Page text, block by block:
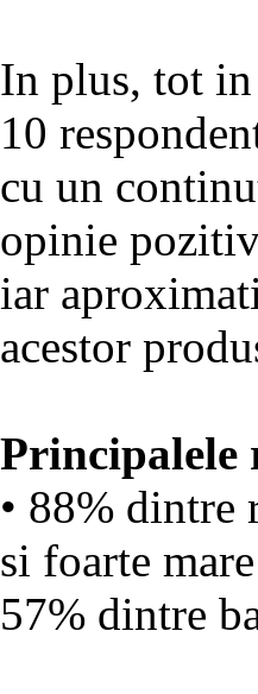
In plus, tot
10
cu un
opinie
iar
acestor
Principalele
• 88% dintre
si foarte
57% dintre